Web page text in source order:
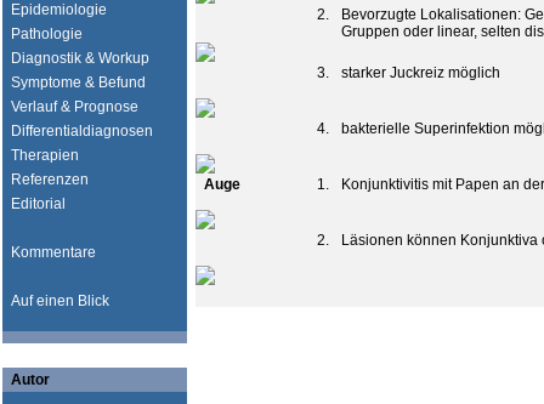
Epidemiologie
Pathologie
Diagnostik & Workup
Symptome & Befund
Verlauf & Prognose
Differentialdiagnosen
Therapien
Referenzen
Editorial
Kommentare
Auf einen Blick
Autor
2.
Bevorzugte Lokalisationen:
Gruppen oder linear, selten
3. starker Juckreiz möglich
4. bakterielle Superinfektion
Auge 1. Konjunktivitis mit Papen an
2. Läsionen können